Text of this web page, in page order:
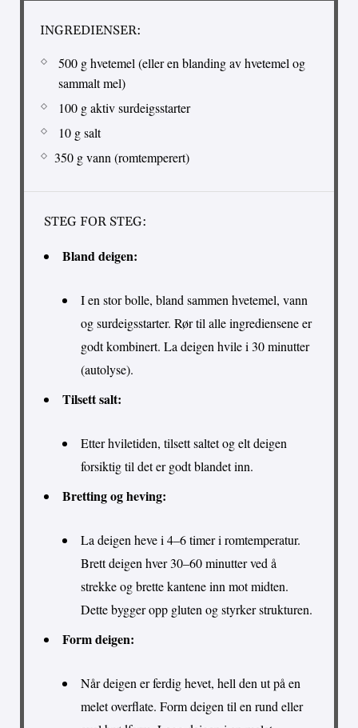
INGREDIENSER:
500 g hvetemel (eller en blanding av hvetemel og
sammalt mel)
100 g aktiv surdeigsstarter
10 g salt
350 g vann (romtemperert)
STEG FOR STEG:
Bland deigen:
I en stor bolle, bland sammen hvetemel, vann
og surdeigsstarter. Rør til alle ingrediensene er
godt kombinert. La deigen hvile i 30 minutter
(autolyse).
Tilsett salt:
Etter hviletiden, tilsett saltet og elt deigen
forsiktig til det er godt blandet inn.
Bretting og heving:
La deigen heve i 4–6 timer i romtemperatur.
Brett deigen hver 30–60 minutter ved å
strekke og brette kantene inn mot midten.
Dette bygger opp gluten og styrker strukturen.
Form deigen:
Når deigen er ferdig hevet, hell den ut på en
melet overflate. Form deigen til en rund eller